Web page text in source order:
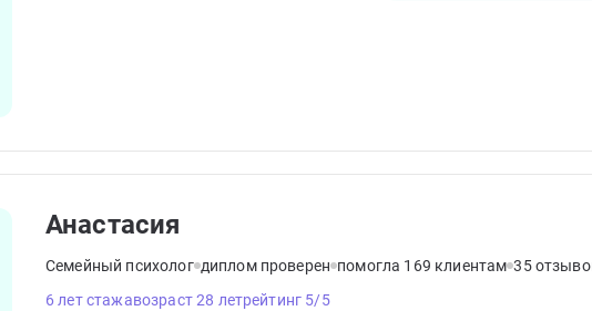
Анастасия
Семейный психолог диплом проверен помогла 169 клиентам 35
6 лет стажавозраст 28 летрейтинг 5/5